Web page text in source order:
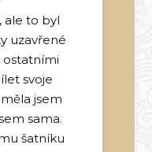
ale to byl
uzavřené
ostatními
svoje
jsem
sama.
šatníku